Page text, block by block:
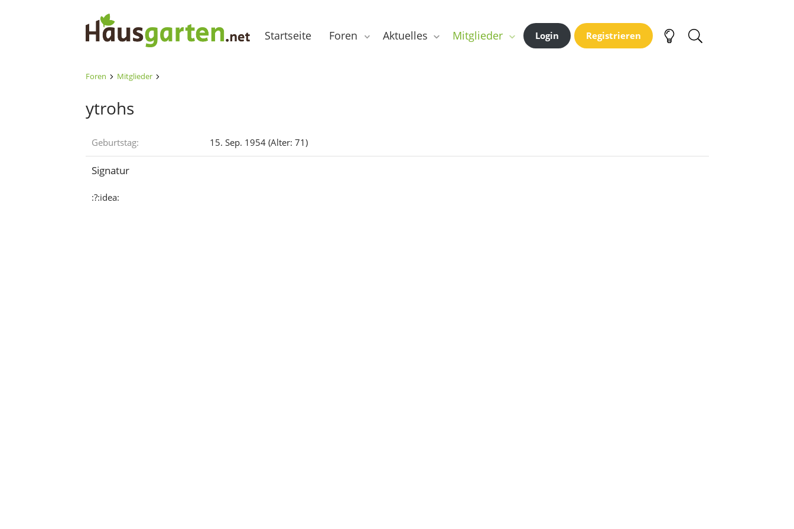
Startseite Foren Aktuelles Mitglieder Login Registrieren
Foren Mitglieder
ytrohs
Geburtstag 15. Sep. 1954 (Alter: 71)
Signatur
:?:idea: